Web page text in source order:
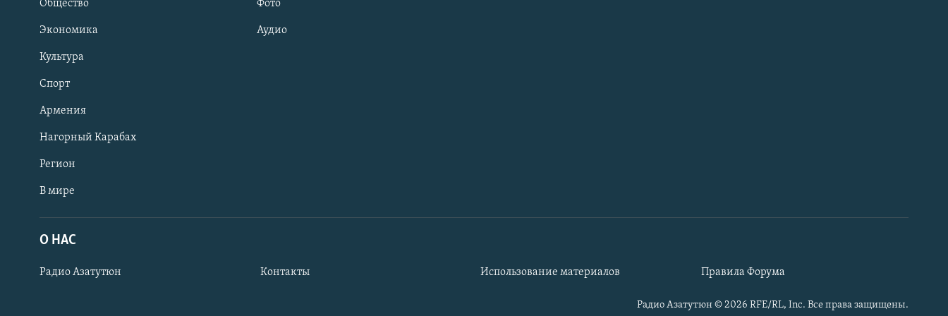
Общество
Экономика
Культура
Спорт
Армения
Нагорный Карабах
Регион
В мире
Фото
Аудио
О НАС
Радио Азатутюн Контакты Использование материалов Правила Форума
Радио Азатутюн © 2026 RFE/RL, Inc. Все права защищены.